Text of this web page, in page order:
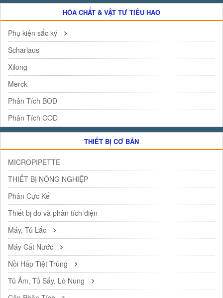
HÓA CHẤT & VẬT TƯ TIÊU HAO
Phụ kiện sắc ký
Scharlaus
Xilong
Merck
Phân Tích BOD
Phân Tích COD
THIẾT BỊ CƠ BẢN
MICROPIPETTE
THIẾT BỊ NÔNG NGHIỆP
Phân Cực Kế
Thiết bị đo và phân tích điện
Máy, Tủ Lắc
Máy Cất Nước
Nồi Hấp Tiệt Trùng
Tủ Ấm, Tủ Sấy, Lò Nung